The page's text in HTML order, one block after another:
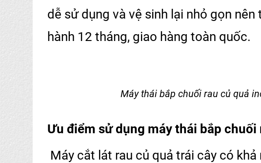
dễ sử dụng và vệ sinh lại nhỏ gọn
hành 12 tháng, giao hàng toàn quốc.
Máy thái bắp chuối rau củ quả
Ưu điểm sử dụng máy thái bắp chuối
Máy cắt lát rau củ quả trái cây có